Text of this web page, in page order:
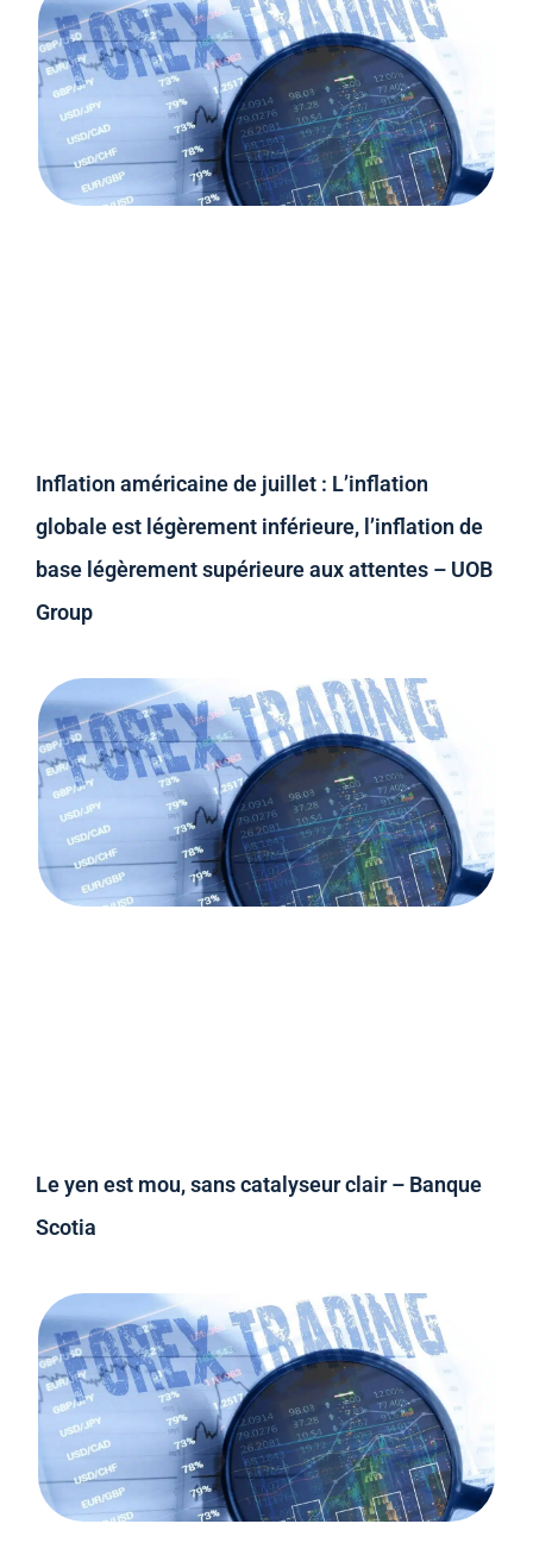
Inflation américaine de juillet : L’inflation
globale est légèrement inférieure, l’inflation de
base légèrement supérieure aux attentes – UOB
Group
Le yen est mou, sans catalyseur clair – Banque
Scotia